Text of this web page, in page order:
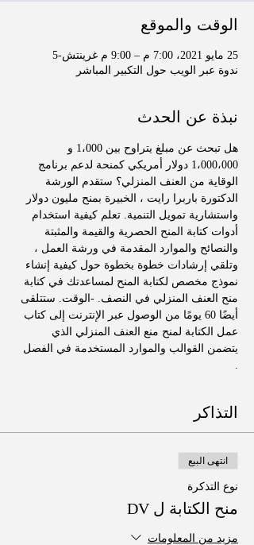
الوقت والموقع
25 مايو 2021، 7:00 م – 9:00 م غرينتش-5
ندوة عبر الويب حول التكبير المباشر
نبذة عن الحدث
هل تبحث عن مبلغ يتراوح بين 1،000 و
1،000،000 دولار أمريكي كمنحة لدعم برنامج
الوقاية من العنف المنزلي؟ ستقدم الورشة
الدكتورة باربرا رايت ، الخبيرة بمنح مليون دولار
واستشارية تمويل التنمية. تعلم كيفية استخدام
أدوات كتابة المنح الحصرية والقيمة والمثبتة
والنصائح والموارد المقدمة في ورشة العمل ،
وتلقي إرشادات خطوة بخطوة حول كيفية إنشاء
نموذج مخصص لكتابة المنح لمساعدتك في كتابة
منح العنف المنزلي في النصف. -الوقت. ستتلقى
أيضًا 60 يومًا من الوصول عبر الإنترنت إلى كتاب
عمل الكتابة لمنح منع العنف المنزلي الذي
يتضمن القوالب والموارد المستخدمة في الفصل
التذاكر
انتهى البيع
نوع التذكرة
منح الكتابة ل DV
مزيد من المعلومات